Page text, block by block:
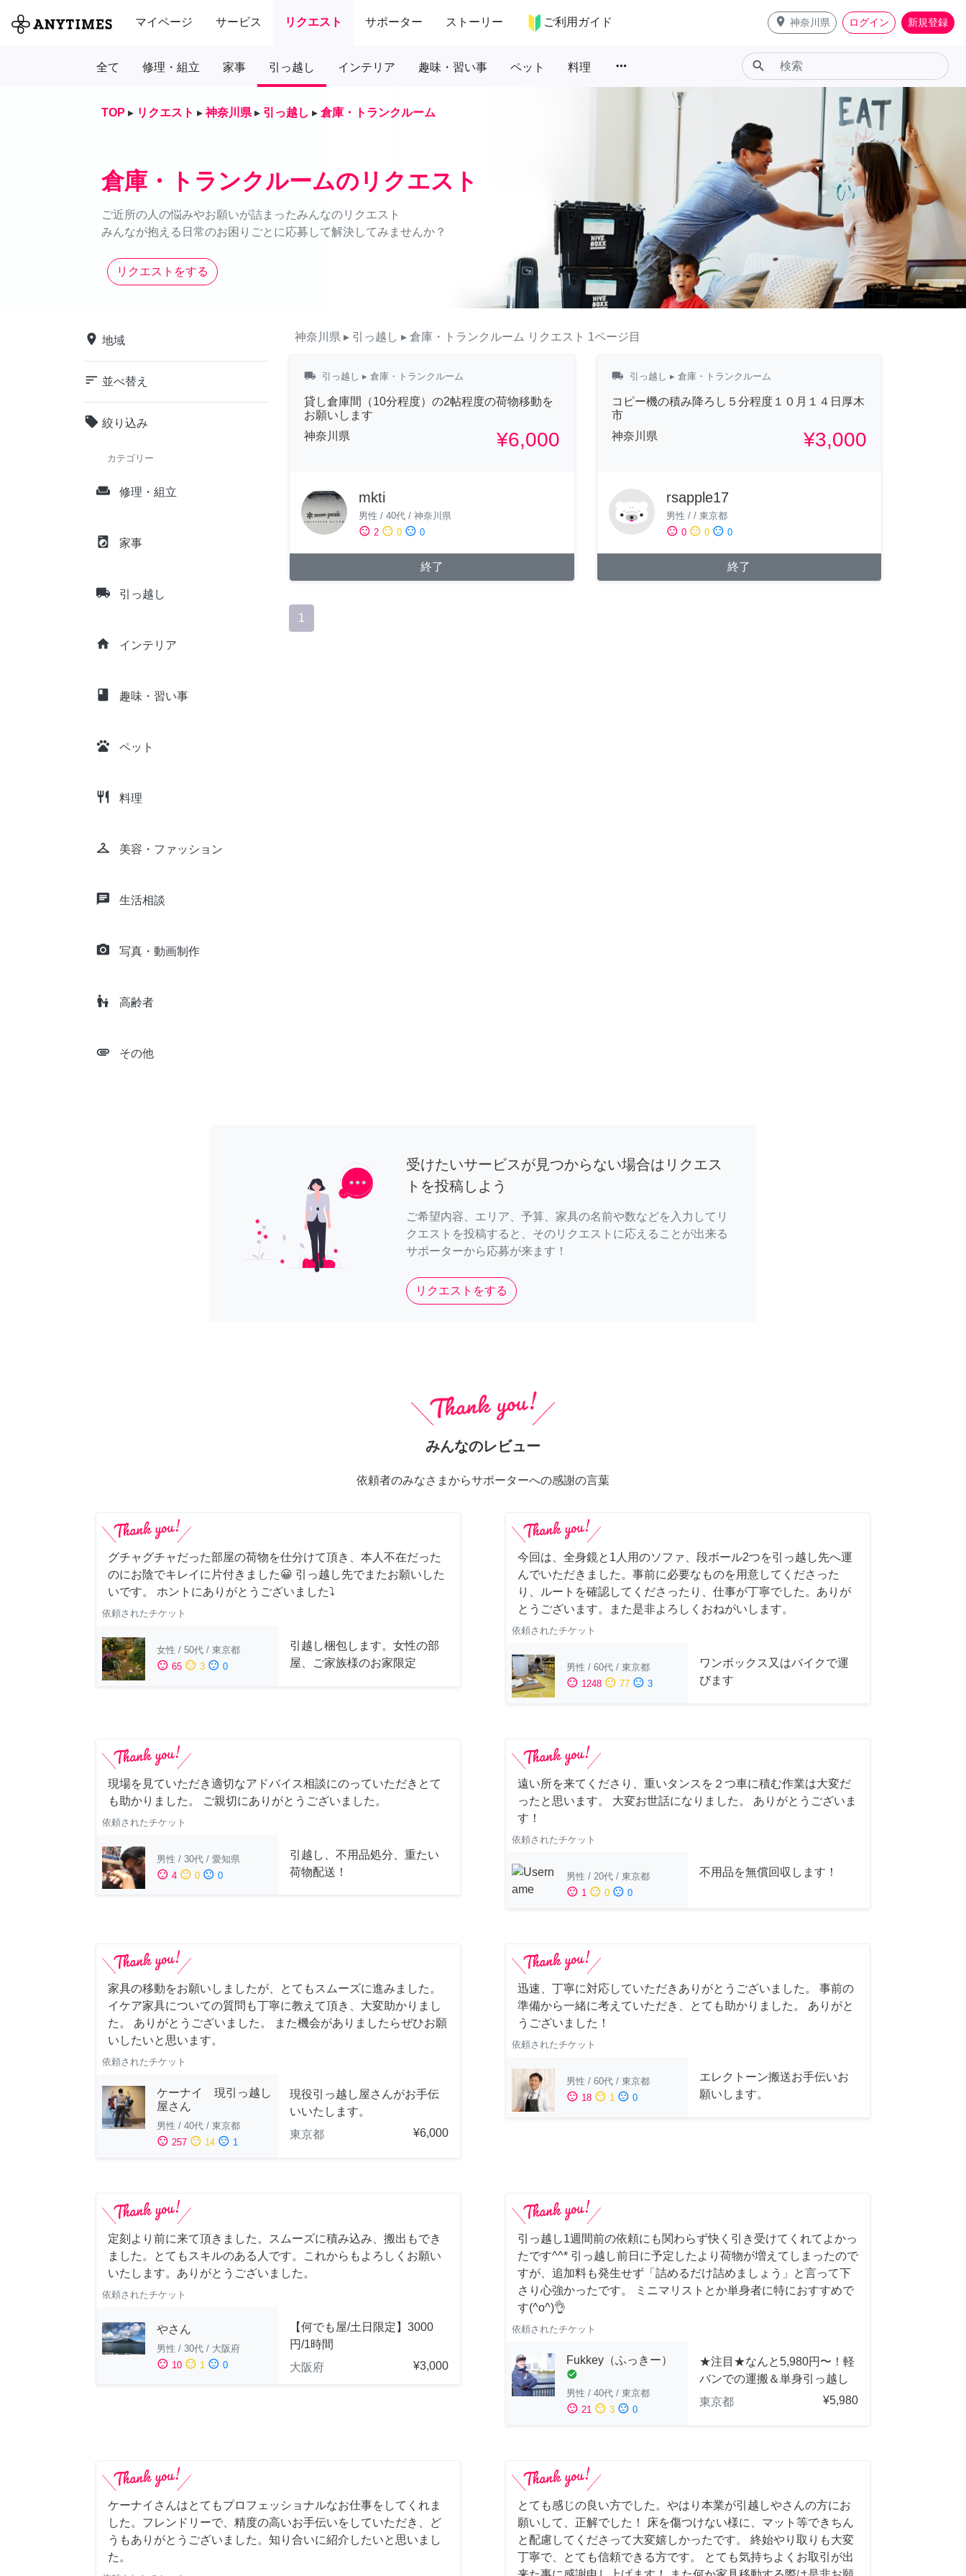
マイページ サービス リクエスト サポーター ストーリー ご利用ガイド place 神奈川県 ログイン 新規登録
全て 修理・組立 家事 引っ越し インテリア 趣味・習い事 ペット 料理 more_horiz search
TOP ▸ リクエスト ▸ 神奈川県 ▸ 引っ越し ▸ 倉庫・トランクルーム
倉庫・トランクルームのリクエスト
ご近所の人の悩みやお願いが詰まったみんなのリクエスト
みんなが抱える日常のお困りごとに応募して解決してみませんか？
リクエストをする
place 地域
sort 並べ替え
local_offer 絞り込み
カテゴリー
weekend 修理・組立
local_laundry_service 家事
local_shipping 引っ越し
home インテリア
class 趣味・習い事
pets ペット
restaurant 料理
checkroom 美容・ファッション
chat 生活相談
camera_alt 写真・動画制作
escalator_warning 高齢者
attachment その他
神奈川県 ▸ 引っ越し ▸ 倉庫・トランクルーム リクエスト 1ページ目
local_shipping 引っ越し ▸ 倉庫・トランクルーム
貸し倉庫間（10分程度）の2帖程度の荷物移動を
お願いします
神奈川県
¥6,000
mkti
男性 / 40代 / 神奈川県
sentiment_satisfied 2 sentiment_neutral 0 sentiment_dissatisfied 0
終了
local_shipping 引っ越し ▸ 倉庫・トランクルーム
コピー機の積み降ろし５分程度１０月１４日厚木
市
神奈川県
¥3,000
rsapple17
男性 / / 東京都
sentiment_satisfied 0 sentiment_neutral 0 sentiment_dissatisfied 0
終了
1
受けたいサービスが見つからない場合はリクエス
トを投稿しよう
ご希望内容、エリア、予算、家具の名前や数などを入力してリ
クエストを投稿すると、そのリクエストに応えることが出来る
サポーターから応募が来ます！
リクエストをする
みんなのレビュー
依頼者のみなさまからサポーターへの感謝の言葉
グチャグチャだった部屋の荷物を仕分けて頂き、本人不在だった
のにお陰でキレイに片付きました😀 引っ越し先でまたお願いした
いです。 ホントにありがとうございました⤵
依頼されたチケット
女性 / 50代 / 東京都
sentiment_satisfied 65 sentiment_neutral 3 sentiment_dissatisfied 0
引越し梱包します。女性の部
屋、ご家族様のお家限定
今回は、全身鏡と1人用のソファ、段ボール2つを引っ越し先へ運
んでいただきました。事前に必要なものを用意してくださった
り、ルートを確認してくださったり、仕事が丁寧でした。ありが
とうございます。また是非よろしくおねがいします。
依頼されたチケット
男性 / 60代 / 東京都
sentiment_satisfied 1248 sentiment_neutral 77 sentiment_dissatisfied 3
ワンボックス又はバイクで運
びます
現場を見ていただき適切なアドバイス相談にのっていただきとて
も助かりました。 ご親切にありがとうございました。
依頼されたチケット
男性 / 30代 / 愛知県
sentiment_satisfied 4 sentiment_neutral 0 sentiment_dissatisfied 0
引越し、不用品処分、重たい
荷物配送！
遠い所を来てくださり、重いタンスを２つ車に積む作業は大変だ
ったと思います。 大変お世話になりました。 ありがとうございま
す！
依頼されたチケット
男性 / 20代 / 東京都
sentiment_satisfied 1 sentiment_neutral 0 sentiment_dissatisfied 0
不用品を無償回収します！
家具の移動をお願いしましたが、とてもスムーズに進みました。
イケア家具についての質問も丁寧に教えて頂き、大変助かりまし
た。 ありがとうございました。 また機会がありましたらぜひお願
いしたいと思います。
依頼されたチケット
ケーナイ 現引っ越し
屋さん
男性 / 40代 / 東京都
sentiment_satisfied 257 sentiment_neutral 14 sentiment_dissatisfied 1
現役引っ越し屋さんがお手伝
いいたします。
東京都
¥6,000
迅速、丁寧に対応していただきありがとうございました。 事前の
準備から一緒に考えていただき、とても助かりました。 ありがと
うございました！
依頼されたチケット
男性 / 60代 / 東京都
sentiment_satisfied 18 sentiment_neutral 1 sentiment_dissatisfied 0
エレクトーン搬送お手伝いお
願いします。
定刻より前に来て頂きました。スムーズに積み込み、搬出もでき
ました。とてもスキルのある人です。これからもよろしくお願い
いたします。ありがとうございました。
依頼されたチケット
やさん
男性 / 30代 / 大阪府
sentiment_satisfied 10 sentiment_neutral 1 sentiment_dissatisfied 0
【何でも屋/土日限定】3000
円/1時間
大阪府
¥3,000
引っ越し1週間前の依頼にも関わらず快く引き受けてくれてよかっ
たです^^* 引っ越し前日に予定したより荷物が増えてしまったので
すが、追加料も発生せず「詰めるだけ詰めましょう」と言って下
さり心強かったです。 ミニマリストとか単身者に特におすすめで
す(^o^)👌
依頼されたチケット
Fukkey（ふっきー）
check_circle
男性 / 40代 / 東京都
sentiment_satisfied 21 sentiment_neutral 3 sentiment_dissatisfied 0
★注目★なんと5,980円〜！軽
バンでの運搬＆単身引っ越し
東京都
¥5,980
ケーナイさんはとてもプロフェッショナルなお仕事をしてくれま
した。フレンドリーで、精度の高いお手伝いをしていただき、ど
うもありがとうございました。知り合いに紹介したいと思いまし
た。
とても感じの良い方でした。やはり本業が引越しやさんの方にお
願いして、正解でした！ 床を傷つけない様に、マット等できちん
と配慮してくださって大変嬉しかったです。 終始やり取りも大変
丁寧で、とても信頼できる方です。 とても気持ちよくお取引が出